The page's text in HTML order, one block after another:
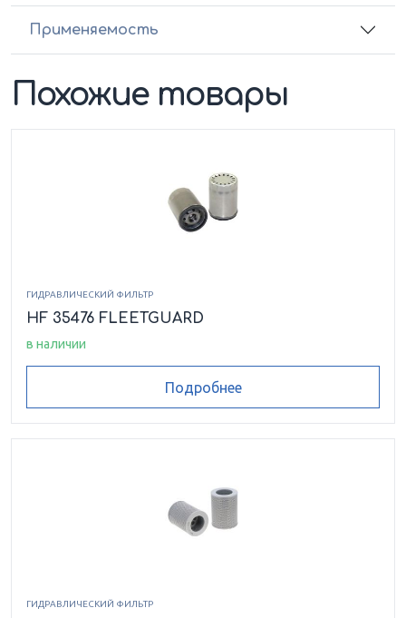
Применяемость
Похожие товары
ГИДРАВЛИЧЕСКИЙ ФИЛЬТР
HF 35476 FLEETGUARD
в наличии
Подробнее
ГИДРАВЛИЧЕСКИЙ ФИЛЬТР